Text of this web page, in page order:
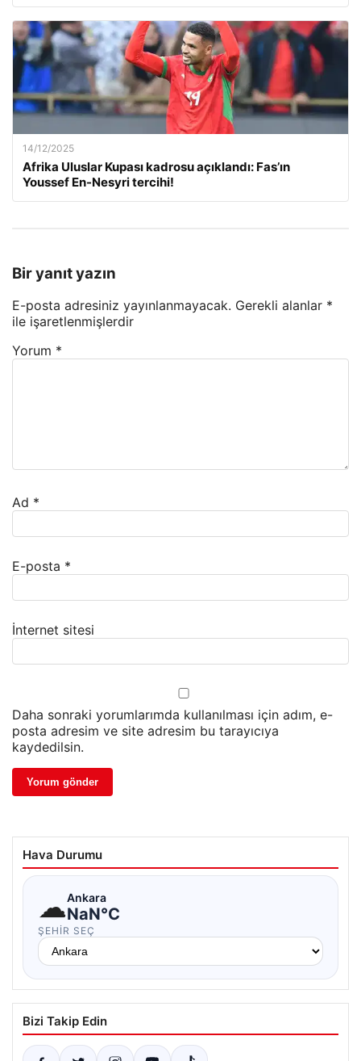
14/12/2025
Afrika Uluslar Kupası kadrosu açıklandı: Fas’ın
Youssef En-Nesyri tercihi!
Bir yanıt yazın
E-posta adresiniz yayınlanmayacak. Gerekli alanlar *
ile işaretlenmişlerdir
Yorum *
Ad *
E-posta *
İnternet sitesi
Daha sonraki yorumlarımda kullanılması için adım, e-
posta adresim ve site adresim bu tarayıcıya
kaydedilsin.
Hava Durumu
☁Ankara
NaN°C
ŞEHIR SEÇ
Bizi Takip Edin